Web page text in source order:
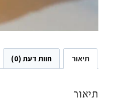
תיאור חוות דעת (0)
תיאור